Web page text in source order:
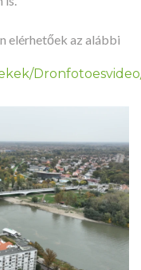
elérhetőek az alábbi